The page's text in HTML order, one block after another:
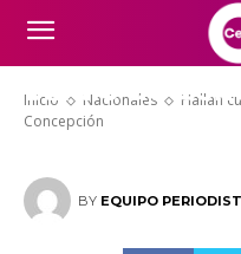
Inicio Nacionales
Hallan
Concepción
Hallan
baldío de
BY EQUIPO